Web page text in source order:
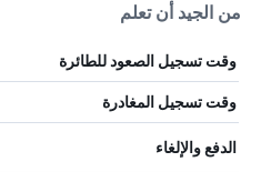
من الجيد أن تعلم
وقت تسجيل الصعود للطائرة
وقت تسجيل المغادرة
الدفع والإلغاء